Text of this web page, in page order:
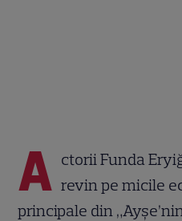
A ctorii Funda
revin pe micile
principale din